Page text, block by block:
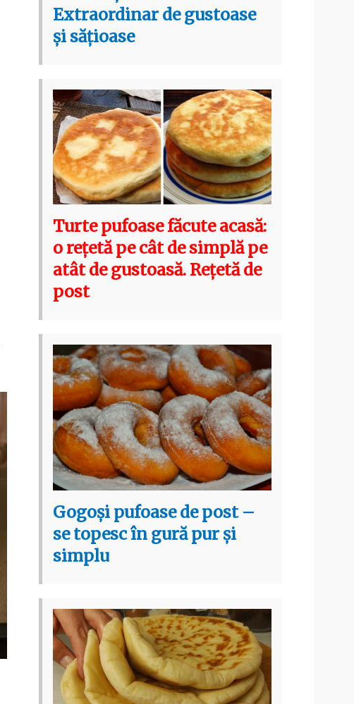
Extraordinar de gustoase
și sățioase
Turte pufoase făcute acasă:
o rețetă pe cât de simplă pe
atât de gustoasă. Rețetă de
post
Gogoși pufoase de post –
se topesc în gură pur și
simplu